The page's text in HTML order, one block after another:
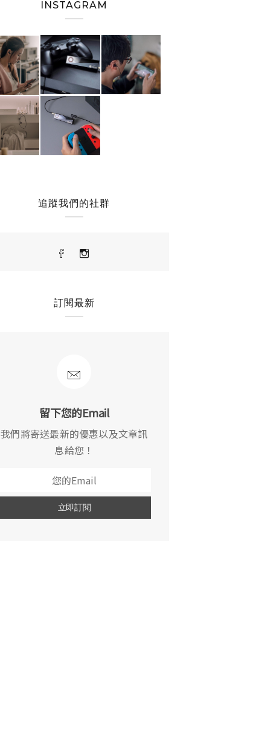
INSTAGRAM
追蹤我們的社群
訂閱最新
留下您的Email
我們將寄送最新的優惠以及文章訊
息給您！